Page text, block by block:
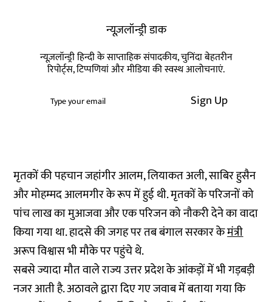
न्यूज़लॉन्ड्री डाक
न्यूज़लॉन्ड्री हिन्दी के साप्ताहिक संपादकीय, चुनिंदा बेहतरीन
रिपोर्ट्स, टिप्पणियां और मीडिया की स्वस्थ आलोचनाएं.
Sign Up
मृतकों की पहचान जहांगीर आलम, लियाकत अली, साबिर हुसैन
और मोहम्मद आलमगीर के रूप में हुई थी. मृतकों के परिजनों को
पांच लाख का मुआजवा और एक परिजन को नौकरी देने का वादा
किया गया था. हादसे की जगह पर तब बंगाल सरकार केमंत्री
अरूप विश्वास भी मौके पर पहुंचे थे.
सबसे ज्यादा मौत वाले राज्य उत्तर प्रदेश के आंकड़ों में भी गड़बड़ी
नजर आती है. अठावले द्वारा दिए गए जवाब में बताया गया कि